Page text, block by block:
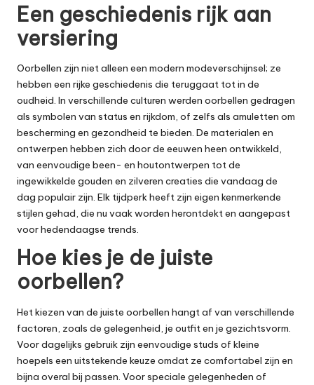
Een geschiedenis rijk aan
versiering
Oorbellen zijn niet alleen een modern modeverschijnsel; ze
hebben een rijke geschiedenis die teruggaat tot in de
oudheid. In verschillende culturen werden oorbellen gedragen
als symbolen van status en rijkdom, of zelfs als amuletten om
bescherming en gezondheid te bieden. De materialen en
ontwerpen hebben zich door de eeuwen heen ontwikkeld,
van eenvoudige been- en houtontwerpen tot de
ingewikkelde gouden en zilveren creaties die vandaag de
dag populair zijn. Elk tijdperk heeft zijn eigen kenmerkende
stijlen gehad, die nu vaak worden herontdekt en aangepast
voor hedendaagse trends.
Hoe kies je de juiste
oorbellen?
Het kiezen van de juiste oorbellen hangt af van verschillende
factoren, zoals de gelegenheid, je outfit en je gezichtsvorm.
Voor dagelijks gebruik zijn eenvoudige studs of kleine
hoepels een uitstekende keuze omdat ze comfortabel zijn en
bijna overal bij passen. Voor speciale gelegenheden of